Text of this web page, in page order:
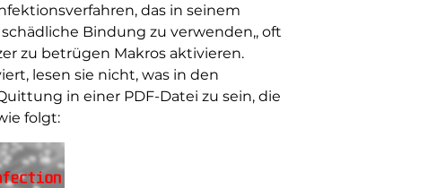
das in seinem
Bindung zu verwenden,, oft
zu betrügen Makros aktivieren.
lesen sie nicht, was in den
in einer PDF-Datei zu sein, die
folgt: